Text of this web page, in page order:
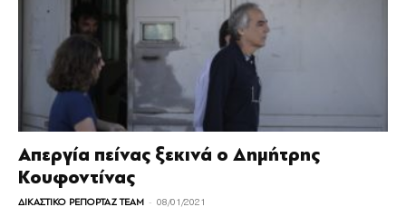
Απεργία πείνας ξεκινά ο Δημήτρης
Κουφοντίνας
ΔΙΚΑΣΤΙΚΟ ΡΕΠΟΡΤΑΖ TEAM - 08/01/2021